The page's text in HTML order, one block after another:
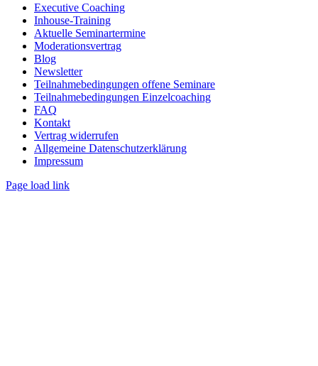
Executive Coaching
Inhouse-Training
Aktuelle Seminartermine
Moderationsvertrag
Blog
Newsletter
Teilnahmebedingungen offene Seminare
Teilnahmebedingungen Einzelcoaching
FAQ
Kontakt
Vertrag widerrufen
Allgemeine Datenschutzerklärung
Impressum
Page load link